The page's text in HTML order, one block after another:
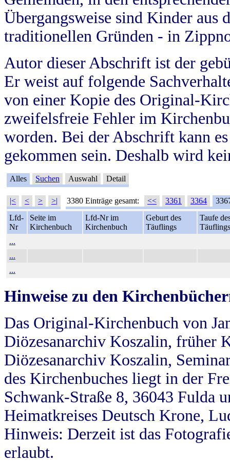
Übergangsweise sind Kinder aus
traditionellen Gründen - in
Autor dieser Abschrift ist der
Er weist auf folgende
von einer Kopie des Original-
zweifelsfreie Fehler im
worden. Bei der Abschrift kann
gekommen sein. Deshalb wird
Alles Suchen Auswahl Detail
|< < > >| 3380 Einträge gesamt: << 3361 3364
Lfd-
Nr
Seite im
Kirchenbuch
Lfd-Nr im
Kirchenbuch
Geburt des
Täuflings
Taufe
Täuflings
...
...
...
Hinweise zu den
Das Original-Kirchenbuch von
Diözesanarchiv Koszalin, früher
Diözesanarchiv Koszalin,
des Kirchenbuches liegt in der
Schwank-Straße 8, 36043 Fulda
Heimatkreises Deutsch Krone,
Hinweis: Derzeit ist das
erlaubt.